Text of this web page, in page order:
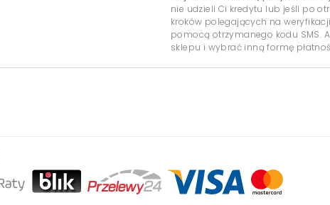
nie udzieli Ci kredytu lub jeśli po
kroków polegających na
pomocą otrzymanego kodu SMS.
sklepu i wybrać inną formę